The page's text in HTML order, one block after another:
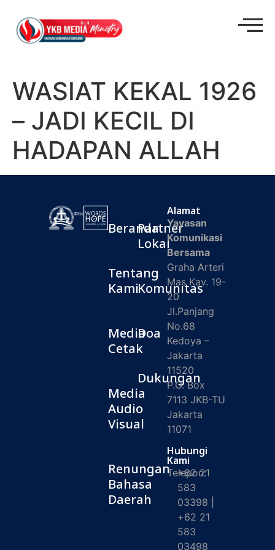
WASIAT KEKAL 1926
– JADI KECIL DI
HADAPAN ALLAH
Beranda
Tentang
Kami
Media
Cetak
Media
Audio
Visual
Renungan
Bahasa
Daerah
Partner
Lokal
Komunitas
Doa
Dukungan
Alamat
Yayasan
Komunikasi
Bersama
Graha Arteri
Mas Kav. 19-
20
Jl.Panjang
No.68
Kedoya –
Jakarta
11520
P.O. Box
7113 JKB-TU
Jakarta
11071
Hubungi
Kami
Telepon:
+62 21
583
03398 |
+62 21
583
03498